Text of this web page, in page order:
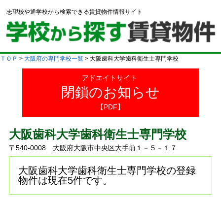
志望校や通学校から検索できる賃貸物件情報サイト
ＴＯＰ > 大阪府の専門学校一覧 > 大阪歯科大学歯科衛生士専門学校
アドエイトサイト
閉鎖のお知らせ
【PDF】
大阪歯科大学歯科衛生士専門学校
〒540-0008 大阪府大阪市中央区大手前１－５－１７
大阪歯科大学歯科衛生士専門学校の登録
物件は現在5件です。